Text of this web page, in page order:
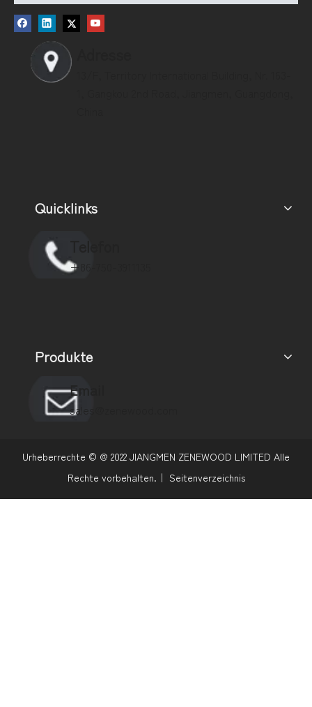
Quicklinks
+86-750-3911135
Produkte
Email
sales@zenewood.com
Urheberrechte © @ 2022 JIANGMEN ZENEWOOD LIMITED Alle
Rechte vorbehalten.｜ Seitenverzeichnis